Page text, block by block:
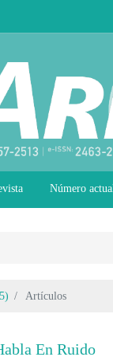
Número
Artículos
En Ruido